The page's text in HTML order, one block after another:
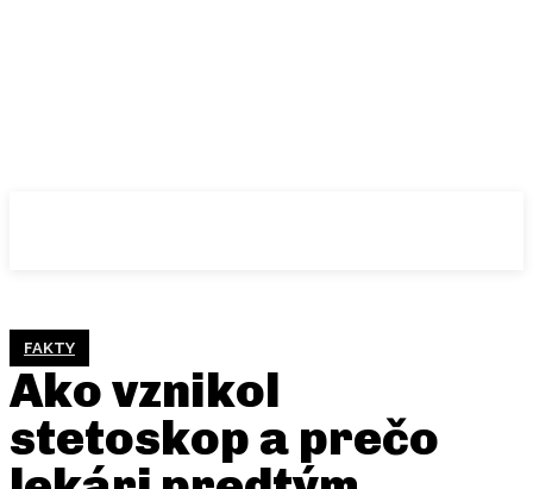
FAKTY
Ako vznikol
stetoskop a prečo